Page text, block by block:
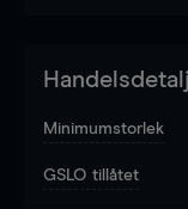
Minimumstorlek
GSLO tillåtet